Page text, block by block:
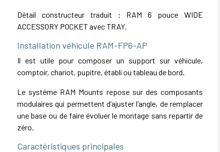
Détail constructeur traduit : RAM 6 pouce WIDE
ACCESSORY POCKET avec TRAY.
Installation véhicule RAM-FP6-AP
Il est utile pour composer un support sur véhicule,
comptoir, chariot, pupitre, établi ou tableau de bord.
Le système RAM Mounts repose sur des composants
modulaires qui permettent d’ajuster l’angle, de remplacer
une base ou de faire évoluer le montage sans repartir de
zéro.
Caractéristiques principales